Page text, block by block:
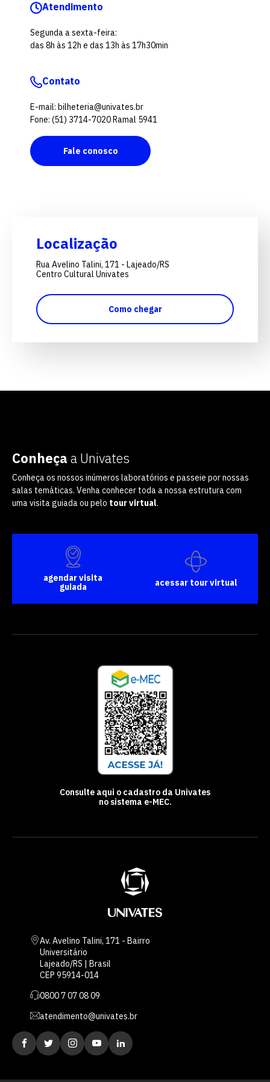
Atendimento
Segunda a sexta-feira:
das 8h às 12h e das 13h às 17h30min
Contato
E-mail: bilheteria@univates.br
Fone: (51) 3714-7020 Ramal 5941
Fale conosco
Localização
Rua Avelino Talini, 171 - Lajeado/RS
Centro Cultural Univates
Como chegar
Conheça a Univates
Conheça os nossos inúmeros laboratórios e passeie por nossas
salas temáticas. Venha conhecer toda a nossa estrutura com
uma visita guiada ou pelo tour virtual.
agendar visita
guiada
acessar tour virtual
Consulte aqui o cadastro da Univates
no sistema e-MEC.
Av. Avelino Talini, 171 - Bairro
Universitário
Lajeado/RS | Brasil
CEP 95914-014
0800 7 07 08 09
atendimento@univates.br